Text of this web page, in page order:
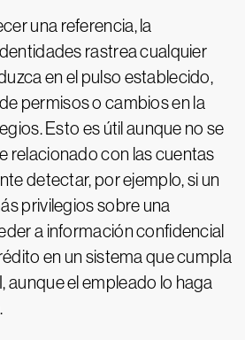
una referencia, la
rastrea cualquier
en el pulso establecido,
permisos o cambios en la
Esto es útil aunque no se
relacionado con las cuentas
detectar, por ejemplo, si un
privilegios sobre una
a información confidencial
en un sistema que cumpla
aunque el empleado lo haga